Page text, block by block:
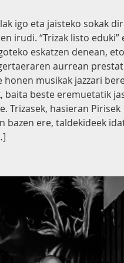
igo eta jaisteko sokak
irudi. “Trizak listo eduki”
eskatzen denean,
aurrean
musikak jazzari
baita beste eremuetatik
Trizasek, hasieran Pirisek
bazen ere, taldekideek